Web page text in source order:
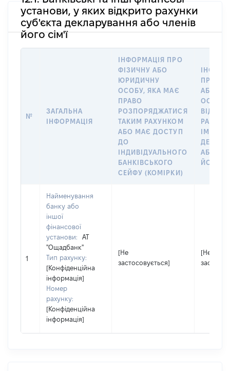
установи, у яких відкрито рахунки
суб'єкта декларування або членів
його сім'ї
№
ЗАГАЛЬНА
ІНФОРМАЦІЯ
ІНФОРМАЦІЯ ПРО
ФІЗИЧНУ АБО
ЮРИДИЧНУ
ОСОБУ, ЯКА МАЄ
ПРАВО
РОЗПОРЯДЖАТИСЯ
ТАКИМ РАХУНКОМ
АБО МАЄ ДОСТУП
ДО
ІНДИВІДУАЛЬНОГО
БАНКІВСЬКОГО
СЕЙФУ (КОМІРКИ)
ПРО
АБО
ОСОБУ,
ІМ’Я
АБО
ЙОГО
1
Найменування
банку або
іншої
фінансової
установи:
АТ
"Ощадбанк"
Тип рахунку:
[Конфіденційна
інформація]
Номер
рахунку:
[Конфіденційна
інформація]
[Не
застосовується]
[Не